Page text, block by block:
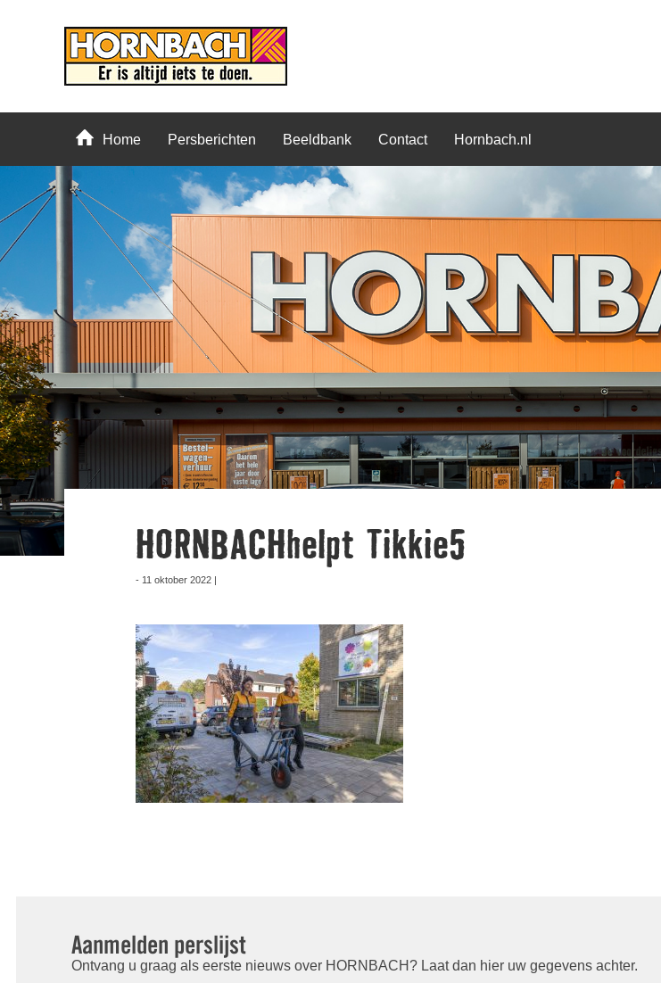
Home Persberichten Beeldbank Contact Hornbach.nl
HORNBACHhelpt Tikkie5
- 11 oktober 2022 |
Aanmelden perslijst
Ontvang u graag als eerste nieuws over HORNBACH? Laat dan hier uw gegevens achter.